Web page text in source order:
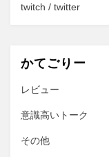
twitch / twitter
かてごりー
レビュー
意識高いトーク
その他